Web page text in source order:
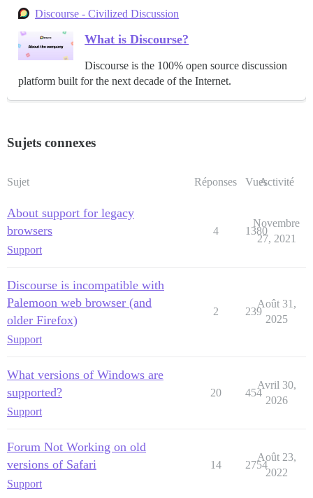
Discourse - Civilized Discussion
What is Discourse?
Discourse is the 100% open source discussion
platform built for the next decade of the Internet.
Sujets connexes
Sujet Réponses VuesActivité
About support for legacy
browsers
Support
4 1380
Novembre
27, 2021
Discourse is incompatible with
Palemoon web browser (and
older Firefox)
Support
2 239
Août 31,
2025
What versions of Windows are
supported?
Support
20 454
Avril 30,
2026
Forum Not Working on old
versions of Safari
Support
14 2754
Août 23,
2022